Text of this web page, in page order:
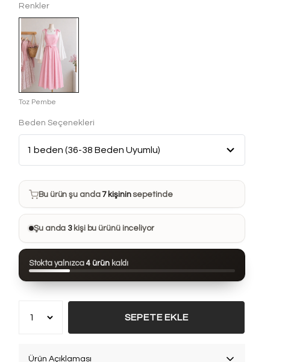
Renkler
Toz Pembe
Beden Seçenekleri
Bu ürün son 7 günde8 kezsatın alındı
Bu ürün şu anda7 kişininsepetinde
Bu ürünü 13 kişi favorilerine ekledi
Bu ürün son 24 saatte91 kezgörüntülendi
Şu anda 3kişi bu ürünü inceliyor
Stokta yalnızca 4 ürün kaldı
SEPETE EKLE
Ürün Açıklaması